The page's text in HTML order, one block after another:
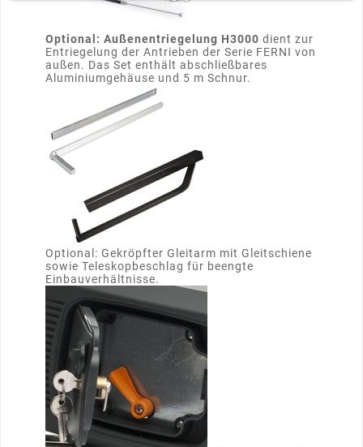
Optional: Außenentriegelung H3000 dient zur
Entriegelung der Antrieben der Serie FERNI von
außen. Das Set enthält abschließbares
Aluminiumgehäuse und 5 m Schnur.
Optional: Gekröpfter Gleitarm mit Gleitschiene
sowie Teleskopbeschlag für beengte
Einbauverhältnisse.